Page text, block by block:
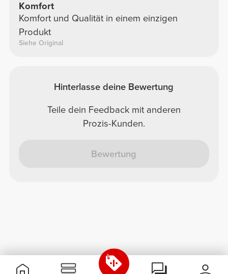
Komfort
Komfort und Qualität in einem einzigen
Produkt
Siehe Original
Hinterlasse deine Bewertung
Teile dein Feedback mit anderen
Prozis-Kunden.
Bewertung